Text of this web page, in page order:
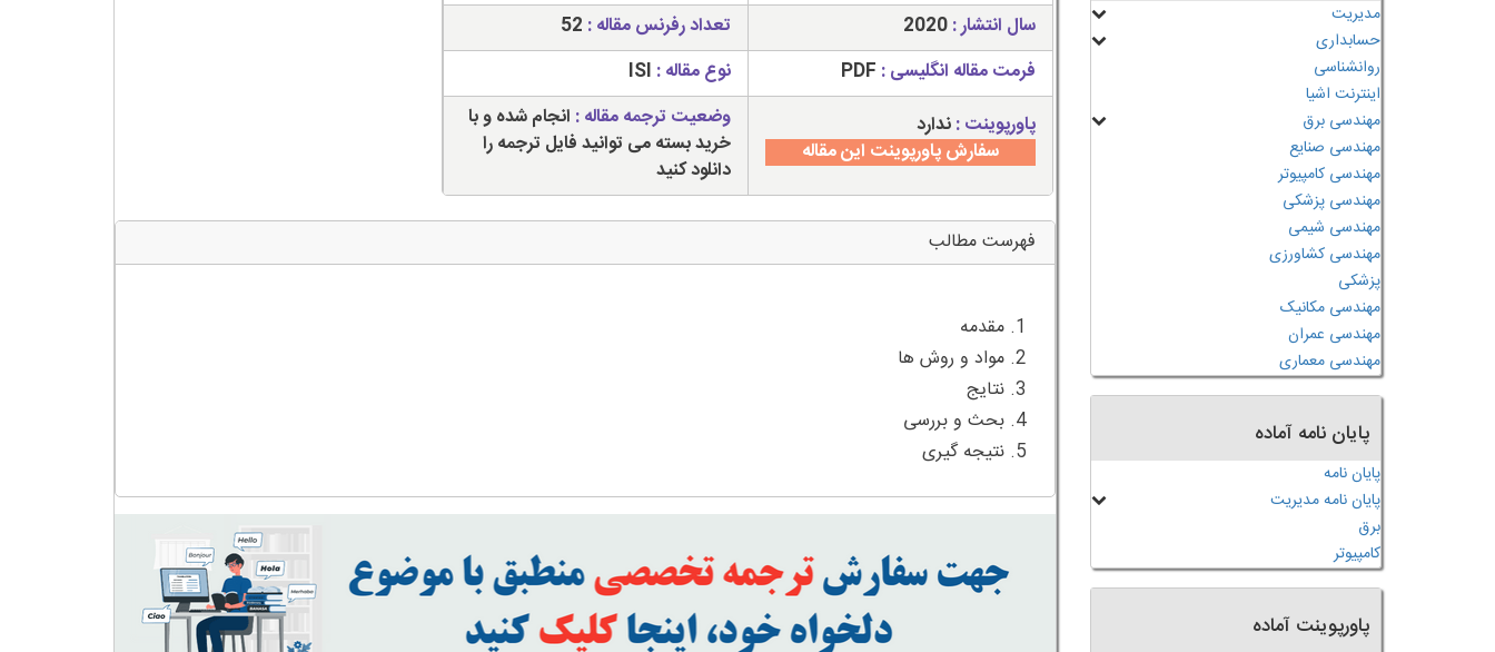
سال انتشار :2020 تعداد رفرنس مقاله : 52
فرمت مقاله انگلیسی : PDF نوع مقاله : ISI
پاورپوینت :ندارد
سفارش پاورپوینت این مقاله
وضعیت ترجمه مقاله : انجام شده و با
خرید بسته می توانید فایل ترجمه را
دانلود کنید
پوستی
عدد
فهرست مطالب
5. نتیجه گیری
مدیریت
حسابداری
روانشناسی
اینترنت اشیا
مهندسی برق
مهندسی صنایع
مهندسی کامپیوتر
مهندسی پزشکی
مهندسی شیمی
مهندسی کشاورزی
پزشکی
مهندسی مکانیک
مهندسی عمران
مهندسی معماری
پایان نامه آماده
پایان نامه
پایان نامه مدیریت
برق
کامپیوتر
پاورپوینت آماده